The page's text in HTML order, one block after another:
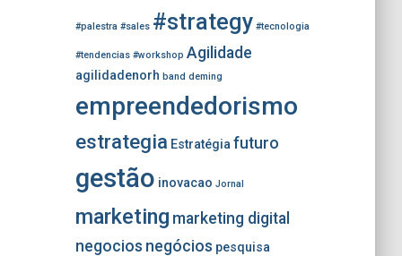
#palestra #sales #strategy #tecnologia
#tendencias #workshop Agilidade
agilidadenorh band deming
empreendedorismo
estrategia Estratégia futuro
gestão inovacao Jornal
marketing marketing digital
negocios negócios pesquisa